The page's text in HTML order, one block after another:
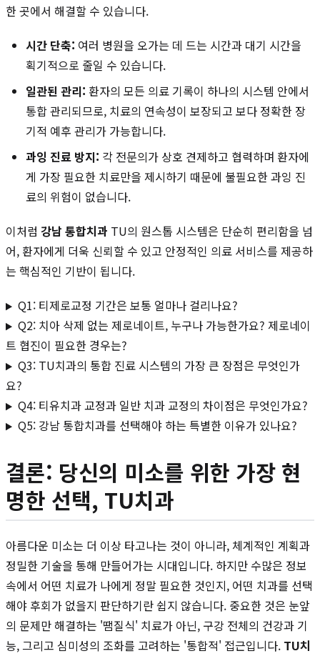
한 곳에서 해결할 수 있습니다.
시간 단축: 여러 병원을 오가는 데 드는 시간과 대기 시간을
획기적으로 줄일 수 있습니다.
일관된 관리: 환자의 모든 의료 기록이 하나의 시스템 안에서
통합 관리되므로, 치료의 연속성이 보장되고 보다 정확한 장
기적 예후 관리가 가능합니다.
과잉 진료 방지: 각 전문의가 상호 견제하고 협력하며 환자에
게 가장 필요한 치료만을 제시하기 때문에 불필요한 과잉 진
료의 위험이 없습니다.
이처럼 강남 통합치과 TU의 원스톱 시스템은 단순히 편리함을 넘
어, 환자에게 더욱 신뢰할 수 있고 안정적인 의료 서비스를 제공하
는 핵심적인 기반이 됩니다.
Q1: 티제로교정 기간은 보통 얼마나 걸리나요?
Q2: 치아 삭제 없는 제로네이트, 누구나 가능한가요? 제로네이
트 협진이 필요한 경우는?
Q3: TU치과의 통합 진료 시스템의 가장 큰 장점은 무엇인가
요?
Q4: 티유치과 교정과 일반 치과 교정의 차이점은 무엇인가요?
Q5: 강남 통합치과를 선택해야 하는 특별한 이유가 있나요?
결론: 당신의 미소를 위한 가장 현
명한 선택, TU치과
아름다운 미소는 더 이상 타고나는 것이 아니라, 체계적인 계획과
정밀한 기술을 통해 만들어가는 시대입니다. 하지만 수많은 정보
속에서 어떤 치료가 나에게 정말 필요한 것인지, 어떤 치과를 선택
해야 후회가 없을지 판단하기란 쉽지 않습니다. 중요한 것은 눈앞
의 문제만 해결하는 '땜질식' 치료가 아닌, 구강 전체의 건강과 기
능, 그리고 심미성의 조화를 고려하는 '통합적' 접근입니다. TU치